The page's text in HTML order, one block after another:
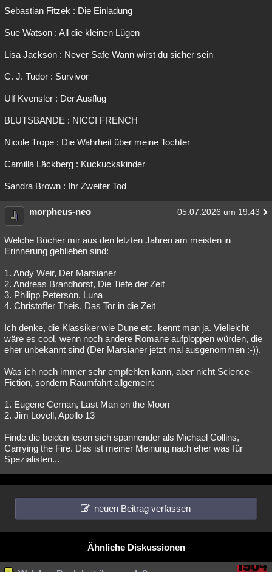
Sebastian Fitzek : Die Einladung
Sue Watson : All die kleinen Lügen
Lisa Jackson : Never Safe Wann wirst du sicher sein
C. J. Tudor : Survivor
Ulf Kvensler : Der Ausflug
BLUTSBANDE : NICCI FRENCH
Nicole Trope : Die Wahrheit über meine Tochter
Camilla Läckberg : Kuckuckskinder
Sandra Brown : Ihr Zweiter Tod
morpheus-neo 05.07.2026 um 19:43
Welche Bücher mir aus den letzten Jahren am meisten in
Erinnerung geblieben sind:
1. Andy Weir, Der Marsianer
2. Andreas Brandhorst, Die Tiefe der Zeit
3. Philipp Peterson, Luna
4. Christoffer Theis, Das Tor in die Zeit
Ich denke, die Klassiker wie Dune etc. kennt man ja. Vielleicht
wäre es cool, wenn noch andere Romane aufploppen würden, die
eher unbekannt sind (Der Marsianer jetzt mal ausgenommen :-)).
Was ich noch immer sehr empfehlen kann, aber nicht Science-
Fiction, sondern Raumfahrt allgemein:
1. Eugene Cernan, Last Man on the Moon
2. Jim Lovell, Apollo 13
Finde die beiden lesen sich spannender als Michael Collins,
Carrying the Fire. Das ist meiner Meinung nach eher was für
Spezialisten...
neuen Beitrag verfassen
Ähnliche Diskussionen